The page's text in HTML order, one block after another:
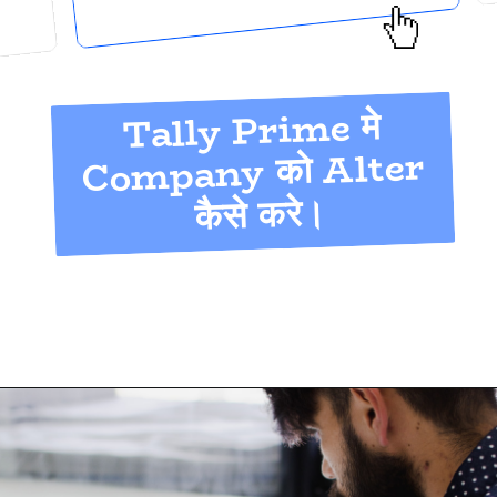
Tally Prime मे
Company को Alter
कैसे करे।